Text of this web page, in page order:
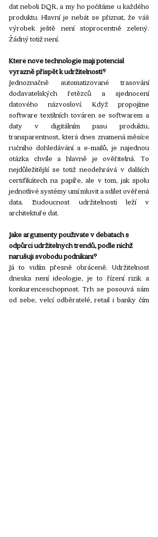
dat neboli DQR, a my ho počítáme u každého
produktu. Hlavní je nebát se přiznat, že váš
výrobek ještě není stoprocentně zelený.
Žádný totiž není.
Které nové technologie mají potenciál
výrazně přispět k udržitelnosti?
Jednoznačně automatizované trasování
dodavatelských řetězců a sjednocení
datového názvosloví. Když propojíme
software textilních továren se softwarem a
daty v digitálním pasu produktu,
transparentnost, která dnes znamená měsíce
ručního dohledávání a e-mailů, je najednou
otázka chvíle a hlavně je ověřitelná. To
nejdůležitější se totiž neodehrává v dalších
certifikátech na papíře, ale v tom, jak spolu
jednotlivé systémy umí mluvit a sdílet ověřená
data. Budoucnost udržitelnosti leží v
architektuře dat.
Jaké argumenty používáte v debatách s
odpůrci udržitelných trendů, podle nichž
narušují svobodu podnikání?
Já to vidím přesně obráceně. Udržitelnost
dneska není ideologie, je to řízení rizik a
konkurenceschopnost. Trh se posouvá sám
od sebe, velcí odběratelé, retail i banky čím